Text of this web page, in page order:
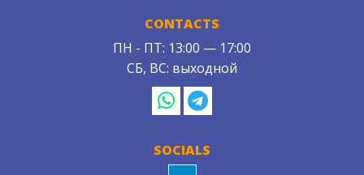
CONTACTS
ПН - ПТ: 13:00 — 17:00
СБ, ВС: выходной
SOCIALS